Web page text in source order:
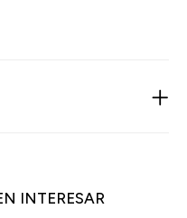
INTERESAR